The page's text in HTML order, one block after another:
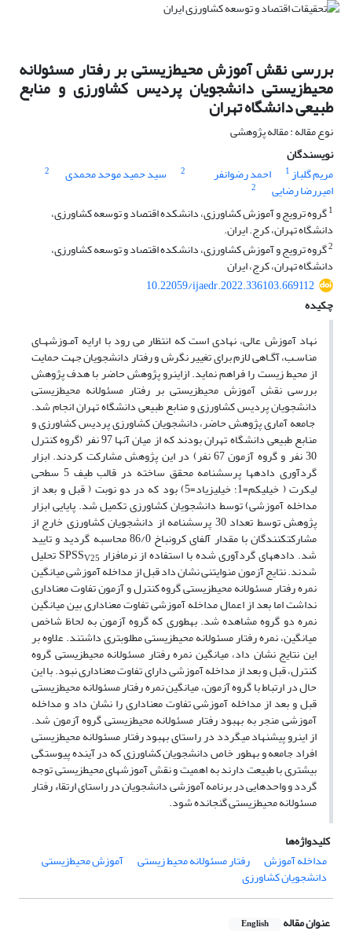
بررسی نقش آموزش محیط‌زیستی بر رفتار مسئولانه
محیط‌زیستی دانشجویان پردیس کشاورزی و منابع
طبیعی دانشگاه تهران
نوع مقاله : مقاله پژوهشی
نویسندگان
مریم گلباز1 احمد رضوانفر 2 سید حمید موحد محمدی 2
امیررضا رضایی
2
1گروه ترویج و آموزش کشاورزی، دانشکده اقتصاد و توسعه کشاورزی،
دانشگاه تهران، کرج. ایران.
2گروه ترویج و آموزش کشاورزی، دانشکده اقتصاد و توسعه کشاورزی،
دانشگاه تهران، کرج، ایران
10.22059/ijaedr.2022.336103.669112
چکیده
نهاد آموزش عالی، نهادی است که انتظار می رود با ارایه آمـوزش­هـای
مناسـب، آگـاهی لازم برای تغییر نگرش و رفتار دانشجویان جهت حمایت
از محیط زیست را فراهم نماید. از­این­رو پژوهش حاضر با هدف پژوهش
بررسی نقش آموزش محیط­زیستی بر رفتار مسئولانه محیط­زیستی
دانشجویان پردیس کشاورزی و منابع طبیعی دانشگاه تهران انجام شد.
جامعه آماری پژوهش حاضر، دانشجویان کشاورزی پردیس کشاورزی و
منابع طبیعی دانشگاه تهران بودند که از میان آن­ها 97 نفر (گروه کنترل
30 نفر و گروه آزمون 67 نفر) در این پژوهش مشارکت کردند. ابزار
گردآوری داده­ها پرسشنامه محقق ساخته در قالب طیف 5 سطحی
لیکرت ( خیلی­کم=1؛ خیلی­زیاد=5) بود که در دو نوبت ( قبل و بعد از
مداخله آموزشی) توسط دانشجویان کشاورزی تکمیل شد. پایایی ابزار
پژوهش توسط تعداد 30 پرسشنامه از دانشجویان کشاورزی خارج از
مشارکت­کنندگان با مقدار آلفای کرونباخ 86/0 محاسبه گردید و تایید
شد. داده­های گردآوری شده با استفاده از نرم­افزار SPSS V25 تحلیل
شدند. نتایج آزمون من­وایتنی نشان داد قبل از مداخله آموزشی میانگین
نمره رفتار مسئولانه محیط­زیستی گروه کنترل و آزمون تفاوت معناداری
نداشت اما بعد از اعمال مداخله آموزشی تفاوت معناداری بین میانگین
نمره دو گروه مشاهده شد. به­طوری که گروه آزمون به لحاظ شاخص
میانگین، نمره رفتار مسئولانه محیط­زیستی مطلوب­تری داشتند. علاوه بر
این نتایج نشان داد، میانگین نمره رفتار مسئولانه محیط­زیستی گروه
کنترل، قبل و بعد از مداخله آموزشی دارای تفاوت معناداری نبود. با این
حال در ارتباط با گروه آزمون، میانگین نمره رفتار مسئولانه محیط­زیستی
قبل و بعد از مداخله آموزشی تفاوت معناداری را نشان داد و مداخله
آموزشی منجر به بهبود رفتار مسئولانه محیط­زیستی گروه آزمون شد.
از­ این­رو پیشنهاد می­گردد در راستای بهبود رفتار مسئولانه محیط­زیستی
افراد جامعه و به­طور خاص دانشجویان کشاورزی که در آینده پیوستگی
بیشتری با طبیعت دارند به اهمیت و نقش آموزش­های محیط­زیستی توجه
گردد و واحدهایی در برنامه آموزشی دانشجویان در راستای ارتقاء رفتار
مسئولانه محیط­زیستی گنجانده شود.
کلیدواژه‌ها
مداخله آموزش
رفتار مسئولانه محیط زیستی آموزش محیط‌زیستی
دانشجویان کشاورزی
عنوان مقاله English